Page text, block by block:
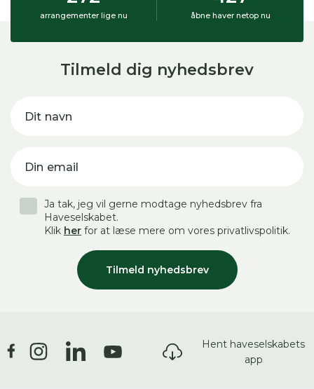
arrangementer lige nu åbne haver netop nu
Tilmeld dig nyhedsbrev
Dit navn
Din email
Tilmeld nyhedsbrev
Ja tak, jeg vil gerne modtage nyhedsbrev fra
Haveselskabet.
Klik her for at læse mere om vores privatlivspolitik.
Hent haveselskabets
app